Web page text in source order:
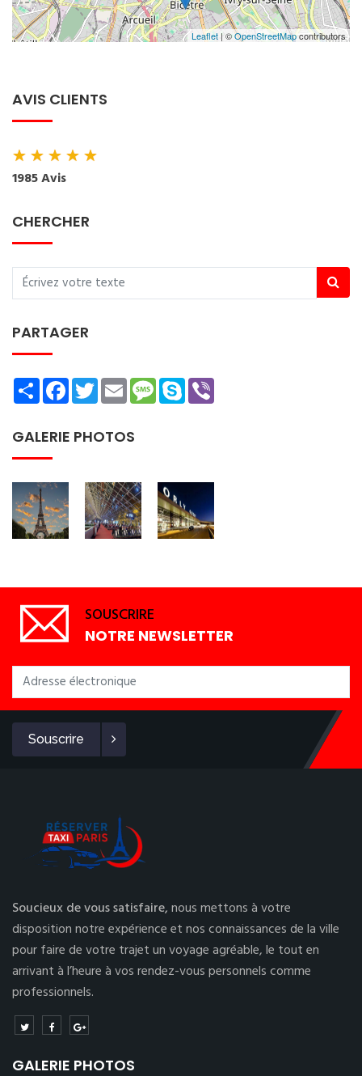
Leaflet | ©OpenStreetMapcontributors
AVIS CLIENTS
★★★★★
1985 Avis
CHERCHER
PARTAGER
ShareFacebookTwitterEmailMessage
Skype
GALERIE PHOTOS
SOUSCRIRE
NOTRE NEWSLETTER
Souscrire
Soucieux de vous satisfaire,nous mettons à votre
disposition notre expérience et nos connaissances de la ville
pour faire de votre trajet un voyage agréable, le tout en
arrivant à l’heure à vos rendez-vous personnels comme
professionnels.
GALERIE PHOTOS